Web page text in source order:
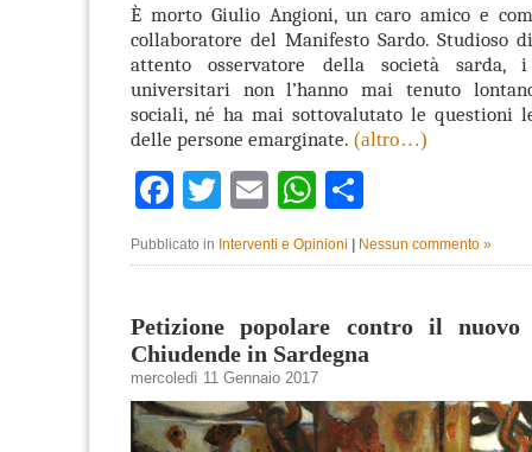
È morto Giulio Angioni, un caro amico e
collaboratore del Manifesto Sardo.Studioso
attento osservatore della società sarda,
universitari non l’hanno mai tenuto
sociali, né ha mai sottovalutato le questioni
delle persone emarginate. (altro…)
Facebook
TwitterEmailWhatsApp
Pubblicato in Interventi e Opinioni | Nessun commento »
Petizione popolare contro il
Chiudende in Sardegna
mercoledì 11 Gennaio 2017